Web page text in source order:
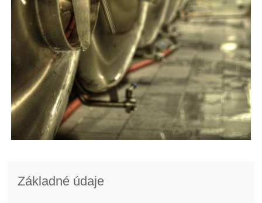
Základné údaje